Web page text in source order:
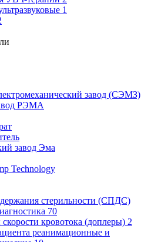
1
завод (СЭМЗ)
РЭМА
завод Эма
Technology
стерильности (СПДС)
70
кровотока (доплеры) 2
реанимационные и